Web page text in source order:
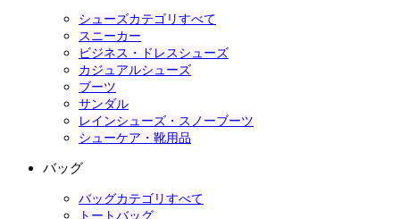
シューズカテゴリすべて
スニーカー
ビジネス・ドレスシューズ
カジュアルシューズ
ブーツ
サンダル
レインシューズ・スノーブーツ
シューケア・靴用品
バッグ
バッグカテゴリすべて
トートバッグ